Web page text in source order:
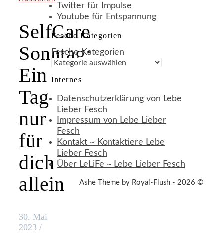
SelfCare
Sonntag:
Ein
Tag
nur
für
dich
allein
30. Mai
2023 /
Twitter für Impulse
Youtube für Entspannung
Fesche Kategorien
Fesche Kategorien
Internes
Datenschutzerklärung von Lebe
Lieber Fesch
Impressum von Lebe Lieber
Fesch
Kontakt ~ Kontaktiere Lebe
Lieber Fesch
Über LeLiFe ~ Lebe Lieber Fesch
Ashe Theme by Royal-Flush - 2026 ©